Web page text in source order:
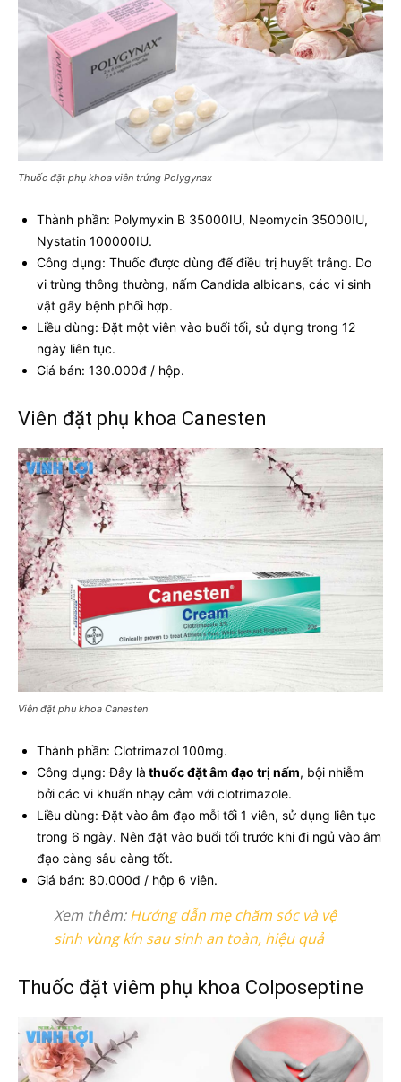
Thuốc đặt phụ khoa viên trứng Polygynax
Thành phần: Polymyxin B 35000IU, Neomycin 35000IU,
Nystatin 100000IU.
Công dụng: Thuốc được dùng để điều trị huyết trắng. Do
vi trùng thông thường, nấm Candida albicans, các vi sinh
vật gây bệnh phối hợp.
Liều dùng: Đặt một viên vào buổi tối, sử dụng trong 12
ngày liên tục.
Giá bán: 130.000đ / hộp.
Viên đặt phụ khoa Canesten
Viên đặt phụ khoa Canesten
Thành phần: Clotrimazol 100mg.
Công dụng: Đây là thuốc đặt âm đạo trị nấm, bội nhiễm
bởi các vi khuẩn nhạy cảm với clotrimazole.
Liều dùng: Đặt vào âm đạo mỗi tối 1 viên, sử dụng liên tục
trong 6 ngày. Nên đặt vào buổi tối trước khi đi ngủ vào âm
đạo càng sâu càng tốt.
Giá bán: 80.000đ / hộp 6 viên.
Xem thêm:Hướng dẫn mẹ chăm sóc và vệ
sinh vùng kín sau sinh an toàn, hiệu quả
Thuốc đặt viêm phụ khoa Colposeptine